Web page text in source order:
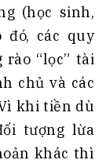
(học sinh,
đó, các quy
“lọc” tài
chủ và các
khi tiền dù
tượng lừa
khác thì